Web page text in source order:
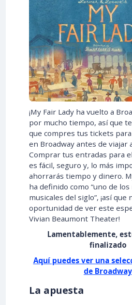
¡My Fair Lady ha vuelto a
por mucho tiempo, así que
que compres tus tickets
en Broadway antes de viajar
Comprar tus entradas para
es fácil, seguro y, lo más
ahorrarás tiempo y dinero.
ha definido como “uno de
musicales del siglo”, ¡así que
oportunidad de ver este
Vivian Beaumont Theater!
Lamentablemente,
finalizado
Aquí puedes ver una
de Broadway
La apuesta